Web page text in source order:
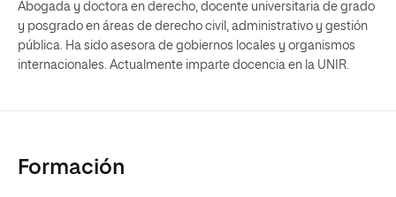
Abogada y doctora en derecho, docente universitaria de grado
y posgrado en áreas de derecho civil, administrativo y gestión
pública. Ha sido asesora de gobiernos locales y organismos
internacionales. Actualmente imparte docencia en la UNIR.
Formación